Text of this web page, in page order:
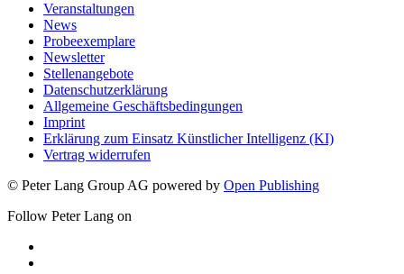
Veranstaltungen
News
Probeexemplare
Newsletter
Stellenangebote
Datenschutzerklärung
Allgemeine Geschäftsbedingungen
Imprint
Erklärung zum Einsatz Künstlicher Intelligenz (KI)
Vertrag widerrufen
© Peter Lang Group AG powered by Open Publishing
Follow Peter Lang on